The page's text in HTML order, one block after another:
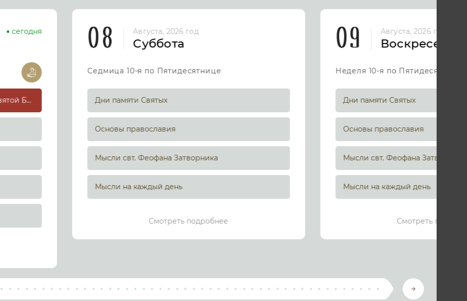
сегодня
Успение праведной Анны, матери Пресвятой Богородицы
08 Августа, 2026 год
Суббота
Седмица 10-я по Пятидесятнице
Дни памяти Святых
Основы православия
Мысли свт. Феофана Затворника
Мысли на каждый день
Смотреть подробнее
09 Августа, 2026 год
Воскресенье
Неделя 10-я по Пятидесятнице
Дни памяти Святых
Основы православия
Мысли свт. Феофана Затворника
Мысли на каждый день
Смотреть